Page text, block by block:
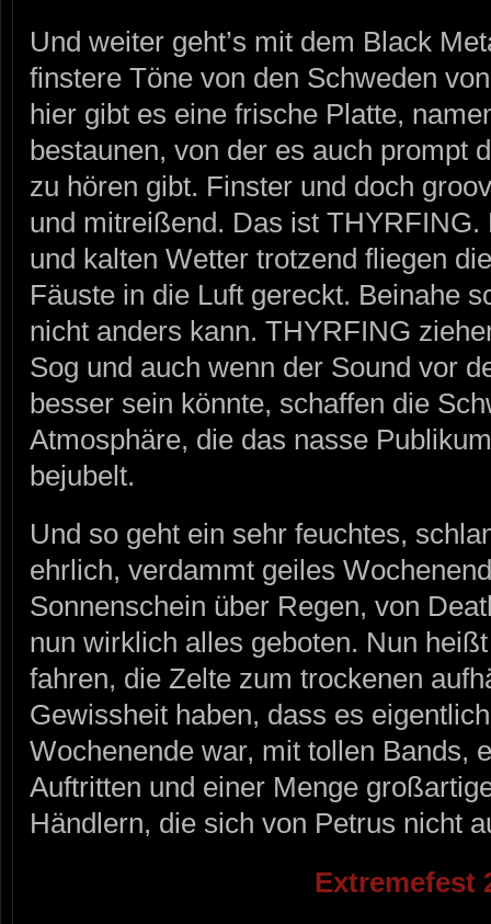
Und weiter geht’s mit dem Black
finstere Töne von den Schweden
hier gibt es eine frische Platte,
bestaunen, von der es auch prompt
zu hören gibt. Finster und doch
und mitreißend. Das ist
und kalten Wetter trotzend fliegen
Fäuste in die Luft gereckt. Beinahe
nicht anders kann. THYRFING
Sog und auch wenn der Sound vor
besser sein könnte, schaffen die
Atmosphäre, die das nasse
bejubelt.
Und so geht ein sehr feuchtes,
ehrlich, verdammt geiles
Sonnenschein über Regen, von
nun wirklich alles geboten. Nun
fahren, die Zelte zum trockenen
Gewissheit haben, dass es
Wochenende war, mit tollen Bands,
Auftritten und einer Menge
Händlern, die sich von Petrus nicht
Extremefest